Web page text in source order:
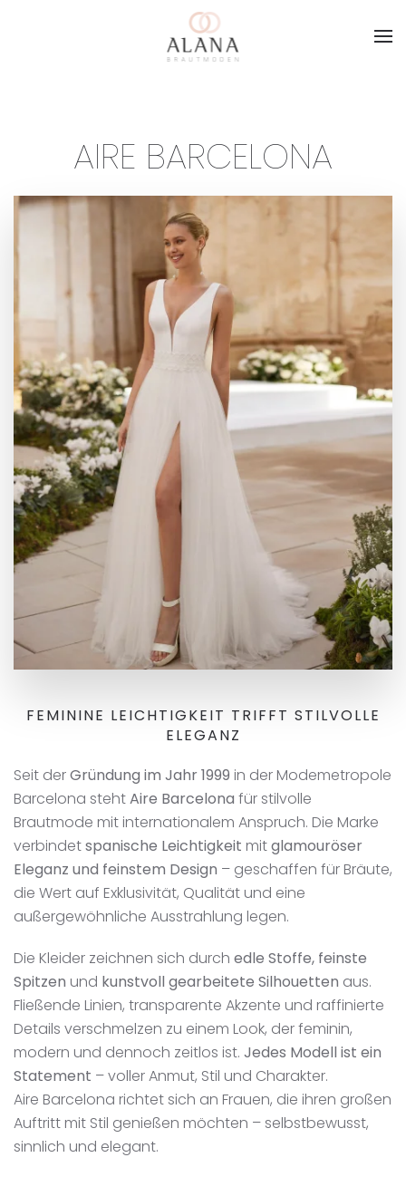
Skip to main content
AIRE BARCELONA
FEMININE LEICHTIGKEIT TRIFFT STILVOLLE
ELEGANZ
Seit derGründung im Jahr 1999 in der Modemetropole
Barcelona stehtAire Barcelona für stilvolle
Brautmode mit internationalem Anspruch. Die Marke
verbindetspanische Leichtigkeit mitglamouröser
Eleganz und feinstem Design – geschaffen für Bräute,
die Wert auf Exklusivität, Qualität und eine
außergewöhnliche Ausstrahlung legen.
Die Kleider zeichnen sich durch edle Stoffe, feinste
Spitzen und kunstvoll gearbeitete Silhouetten aus.
Fließende Linien, transparente Akzente und raffinierte
Details verschmelzen zu einem Look, der feminin,
modern und dennoch zeitlos ist. Jedes Modell ist ein
Statement – voller Anmut, Stil und Charakter.
Aire Barcelona richtet sich an Frauen, die ihren großen
Auftritt mit Stil genießen möchten – selbstbewusst,
sinnlich und elegant.